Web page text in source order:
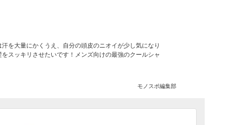
を大量にかくうえ、自分の頭皮のニオイが少し気になり
スッキリさせたいです！メンズ向けの最強のクールシャ
モノスポ編集部